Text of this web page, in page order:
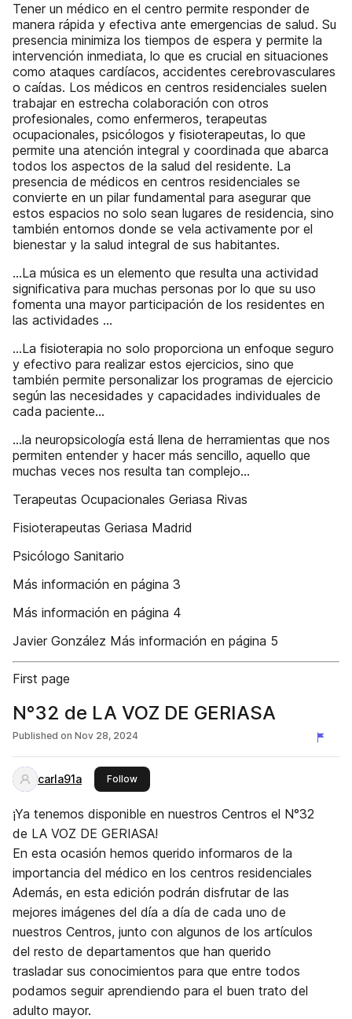
Tener un médico en el centro permite responder de
manera rápida y efectiva ante emergencias de salud. Su
presencia minimiza los tiempos de espera y permite la
intervención inmediata, lo que es crucial en situaciones
como ataques cardíacos, accidentes cerebrovasculares
o caídas. Los médicos en centros residenciales suelen
trabajar en estrecha colaboración con otros
profesionales, como enfermeros, terapeutas
ocupacionales, psicólogos y fisioterapeutas, lo que
permite una atención integral y coordinada que abarca
todos los aspectos de la salud del residente. La
presencia de médicos en centros residenciales se
convierte en un pilar fundamental para asegurar que
estos espacios no solo sean lugares de residencia, sino
también entornos donde se vela activamente por el
bienestar y la salud integral de sus habitantes.
…La música es un elemento que resulta una actividad
significativa para muchas personas por lo que su uso
fomenta una mayor participación de los residentes en
las actividades …
…La fisioterapia no solo proporciona un enfoque seguro
y efectivo para realizar estos ejercicios, sino que
también permite personalizar los programas de ejercicio
según las necesidades y capacidades individuales de
cada paciente…
…la neuropsicología está llena de herramientas que nos
permiten entender y hacer más sencillo, aquello que
muchas veces nos resulta tan complejo…
Terapeutas Ocupacionales Geriasa Rivas
Fisioterapeutas Geriasa Madrid
Psicólogo Sanitario
Más información en página 3
Más información en página 4
Javier González Más información en página 5
First page
N°32 de LA VOZ DE GERIASA
Published on Nov 28, 2024
carla91a Followthis publisher
¡Ya tenemos disponible en nuestros Centros el N°32
de LA VOZ DE GERIASA!
En esta ocasión hemos querido informaros de la
importancia del médico en los centros residenciales
Además, en esta edición podrán disfrutar de las
mejores imágenes del día a día de cada uno de
nuestros Centros, junto con algunos de los artículos
del resto de departamentos que han querido
trasladar sus conocimientos para que entre todos
podamos seguir aprendiendo para el buen trato del
adulto mayor.